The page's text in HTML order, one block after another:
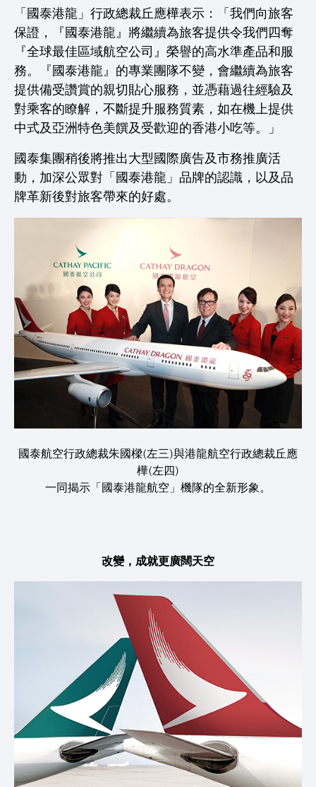
「國泰港龍」行政總裁丘應樺表示：「我們向旅客
保證，『國泰港龍』將繼續為旅客提供令我們四奪
『全球最佳區域航空公司』榮譽的高水準產品和服
務。『國泰港龍』的專業團隊不變，會繼續為旅客
提供備受讚賞的親切貼心服務，並憑藉過往經驗及
對乘客的瞭解，不斷提升服務質素，如在機上提供
中式及亞洲特色美饌及受歡迎的香港小吃等。」
國泰集團稍後將推出大型國際廣告及市務推廣活
動，加深公眾對「國泰港龍」品牌的認識，以及品
牌革新後對旅客帶來的好處。
國泰航空行政總裁朱國樑(左三)與港龍航空行政總裁丘應
樺(左四)
一同揭示「國泰港龍航空」機隊的全新形象。
改變，成就更廣闊天空